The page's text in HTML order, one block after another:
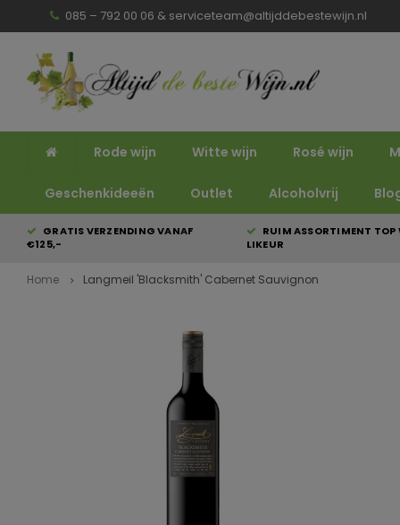
085 – 792 00 06 & serviceteam@altijddebestewijn.nl
Rode wijn Witte wijn Rosé wijn
Geschenkideeën Outlet Alcoholvrij
GRATIS VERZENDING VANAF
€125,-
RUIM ASSORTIMENT TOP
LIKEUR
Home Langmeil 'Blacksmith' Cabernet Sauvignon